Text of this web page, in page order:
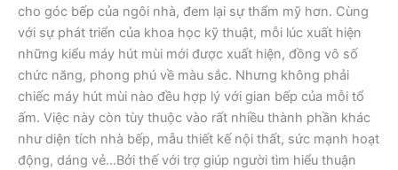
cho góc bếp của ngôi nhà, đem lại sự thẩm mỹ hơn. Cùng
với sự phát triển của khoa học kỹ thuật, mỗi lúc xuất hiện
những kiểu máy hút mùi mới được xuất hiện, đồng vô số
chức năng, phong phú về màu sắc. Nhưng không phải
chiếc máy hút mùi nào đều hợp lý với gian bếp của mỗi tổ
ấm. Việc này còn tùy thuộc vào rất nhiều thành phần khác
như diện tích nhà bếp, mẫu thiết kế nội thất, sức mạnh hoạt
động, dáng vẻ…Bởi thế với trợ giúp người tìm hiểu thuận